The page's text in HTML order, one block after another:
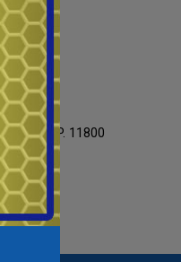
- C.P. 11800